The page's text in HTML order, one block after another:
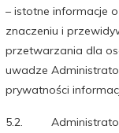
– istotne informacje
znaczeniu i
przetwarzania dla
uwadze
prywatności
5.2. Administrator